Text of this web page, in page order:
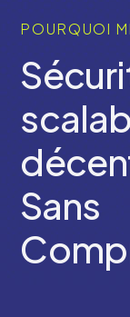
POURQUOI
Sans